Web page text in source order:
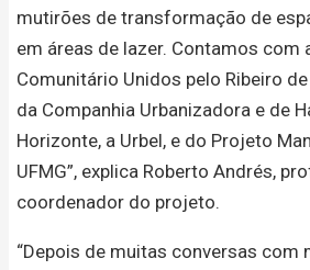
mutirões de transformação de
em áreas de lazer. Contamos com
Comunitário Unidos pelo Ribeiro
da Companhia Urbanizadora e de
Horizonte, a Urbel, e do Projeto
UFMG”, explica Roberto Andrés,
coordenador do projeto.
“Depois de muitas conversas com